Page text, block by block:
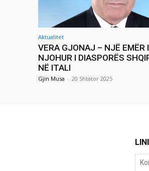
Aktualitet
VERA GJONAJ – NJË EMËR I
NJOHUR I DIASPORËS
NË ITALI
Gjin Musa - 20 Shtator 2025